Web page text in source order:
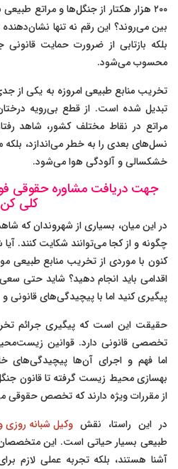
۲۰۰ هزار هکتار از جنگل‌ها و مراتع
بین می‌روند؟ این رقم نه تنها
بلکه بازتابی از ضرورت حمایت
محسوب می‌شود.
تخریب منابع طبیعی امروزه به یکی
تبدیل شده است. از قطع بی‌رویه
مراتع در نقاط مختلف کشور، شاهد
نسل‌های بعدی را به خطر می‌اندازد،
خشکسالی و آلودگی هوا می‌شود.
جهت دریافت مشاوره حقوقی
کلی کن
در این میان، بسیاری از شهروندان که
چگونه و از کجا می‌توانند شکایت کنند.
کنون با موردی از تخریب منابع طبیعی
اقدامی باید انجام دهید؟ شاید حتی
پیگیری کنید اما با پیچیدگی‌های قانونی
حقیقت این است که پیگیری جرائم
تخصصی قانونی دارد. قوانین
اما فهم و اجرای آن‌ها پیچیدگی‌های
بهسازی محیط زیست گرفته تا قانون
از مقررات ویژه دارند که تخصص حقوقی
در این راستا، نقش وکیل شبانه
طبیعی بسیار حیاتی است. این متخصصان
آشنا هستند، بلکه تجربه عملی لازم